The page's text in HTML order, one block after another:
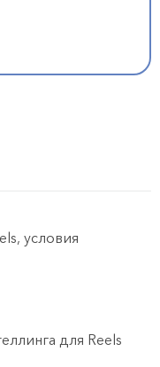
условия
для Reels